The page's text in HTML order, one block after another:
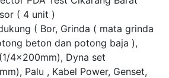
( 4 unit )
( Bor, Grinda ( mata grinda
beton dan potong baja ),
4x200mm), Dyna set
Palu , Kabel Power, Genset,